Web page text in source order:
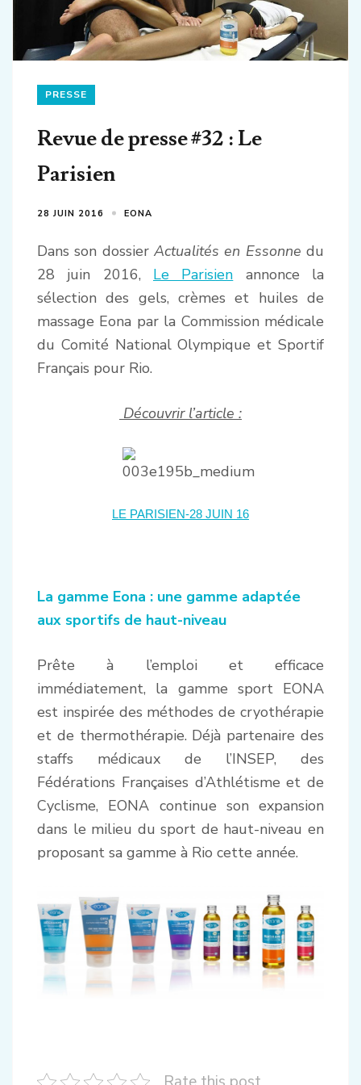
PRESSE
Revue de presse #32 : Le
Parisien
28 JUIN 2016 EONA
Dans son dossier Actualités en Essonne du
28 juin 2016, Le Parisien annonce la
sélection des gels, crèmes et huiles de
massage Eona par la Commission médicale
du Comité National Olympique et Sportif
Français pour Rio.
Découvrir l’article :
LE PARISIEN-28 JUIN 16
La gamme Eona : une gamme adaptée
aux sportifs de haut-niveau
Prête à l’emploi et efficace
immédiatement, la gamme sport EONA
est inspirée des méthodes de cryothérapie
et de thermothérapie. Déjà partenaire des
staffs médicaux de l’INSEP, des
Fédérations Françaises d’Athlétisme et de
Cyclisme, EONA continue son expansion
dans le milieu du sport de haut-niveau en
proposant sa gamme à Rio cette année.